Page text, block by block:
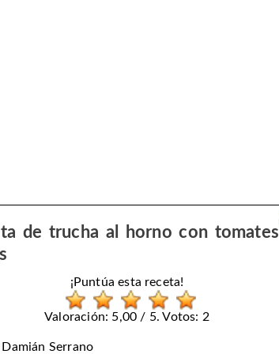
de trucha al horno con tomates
¡Puntúa esta receta!
Valoración: 5,00 / 5. Votos: 2
Damián Serrano